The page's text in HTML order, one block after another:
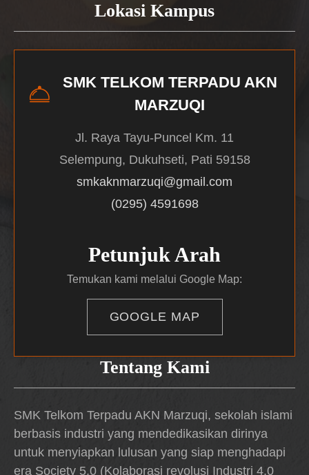
Tentang Kami
SMK Telkom Terpadu AKN Marzuqi, sekolah islami
berbasis industri yang mendedikasikan dirinya
untuk menyiapkan lulusan yang siap menghadapi
era Society 5.0 (Kolaborasi revolusi Industri 4.0
Lokasi Kampus
SMK TELKOM TERPADU AKN
MARZUQI
Jl. Raya Tayu-Puncel Km. 11
Selempung, Dukuhseti, Pati 59158
smkaknmarzuqi@gmail.com
(0295) 4591698
Petunjuk Arah
Temukan kami melalui Google Map:
GOOGLE MAP